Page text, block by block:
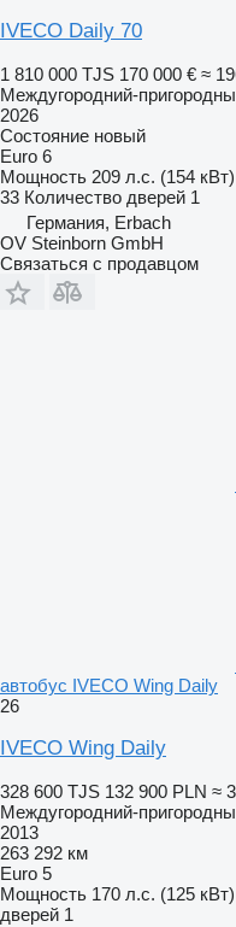
IVECO Daily 70
1 810 000 TJS 170 000 € ≈
Междугородний-
2026
Состояние новый
Euro 6
Мощность 209 л.с. (154 кВт)
33 Количество дверей 1
Германия, Erbach
OV Steinborn GmbH
Связаться с продавцом
автобус IVECO Wing Daily
26
IVECO Wing Daily
328 600 TJS 132 900 PLN ≈
Междугородний-
2013
263 292 км
Euro 5
Мощность 170 л.с. (125 кВт)
дверей 1